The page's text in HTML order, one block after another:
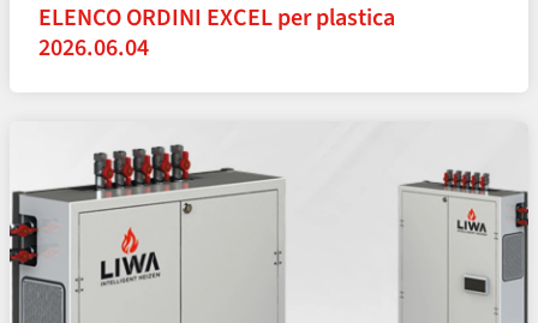
ELENCO ORDINI EXCEL per plastica
2026.06.04